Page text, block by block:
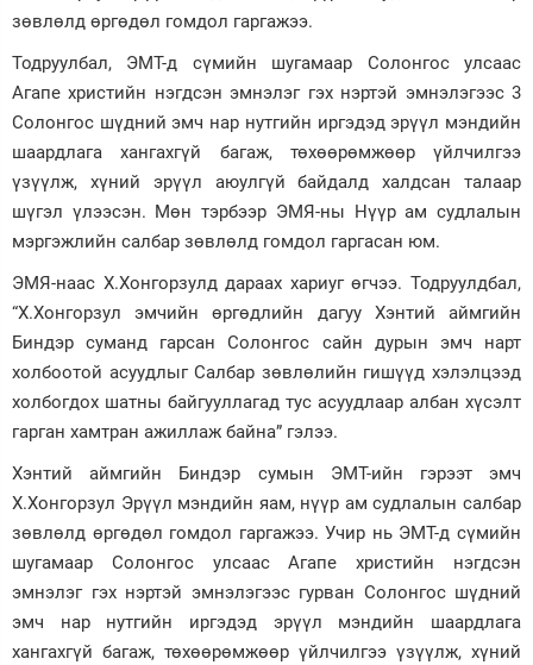
зөвлөлд өргөдөл гомдол гаргажээ.
Тодруулбал, ЭМТ-д сүмийн шугамаар Солонгос улсаас
Агапе христийн нэгдсэн эмнэлэг гэх нэртэй эмнэлэгээс 3
Солонгос шүдний эмч нар нутгийн иргэдэд эрүүл мэндийн
шаардлага хангахгүй багаж, төхөөрөмжөөр үйлчилгээ
үзүүлж, хүний эрүүл аюулгүй байдалд халдсан талаар
шүгэл үлээсэн. Мөн тэрбээр ЭМЯ-ны Нүүр ам судлалын
мэргэжлийн салбар зөвлөлд гомдол гаргасан юм.
ЭМЯ-наас Х.Хонгорзулд дараах хариуг өгчээ. Тодруулдбал,
“Х.Хонгорзул эмчийн өргөдлийн дагуу Хэнтий аймгийн
Биндэр суманд гарсан Солонгос сайн дурын эмч нарт
холбоотой асуудлыг Салбар зөвлөлийн гишүүд хэлэлцээд
холбогдох шатны байгууллагад тус асуудлаар албан хүсэлт
гарган хамтран ажиллаж байна” гэлээ.
Хэнтий аймгийн Биндэр сумын ЭМТ-ийн гэрээт эмч
Х.Хонгорзул Эрүүл мэндийн яам, нүүр ам судлалын салбар
зөвлөлд өргөдөл гомдол гаргажээ. Учир нь ЭМТ-д сүмийн
шугамаар Солонгос улсаас Агапе христийн нэгдсэн
эмнэлэг гэх нэртэй эмнэлэгээс гурван Солонгос шүдний
эмч нар нутгийн иргэдэд эрүүл мэндийн шаардлага
хангахгүй багаж, төхөөрөмжөөр үйлчилгээ үзүүлж, хүний